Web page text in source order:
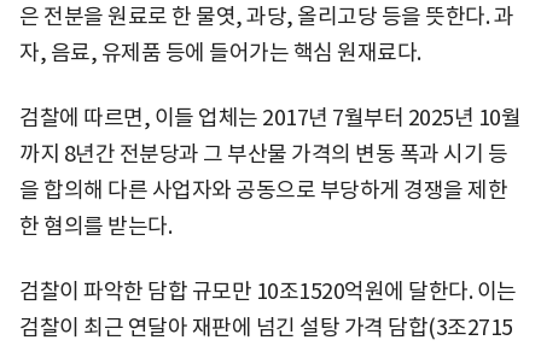
은 전분을 원료로 한 물엿, 과당, 올리고당 등을 뜻한다. 과
자, 음료, 유제품 등에 들어가는 핵심 원재료다.
검찰에 따르면, 이들 업체는 2017년 7월부터 2025년 10월
까지 8년간 전분당과 그 부산물 가격의 변동 폭과 시기 등
을 합의해 다른 사업자와 공동으로 부당하게 경쟁을 제한
한 혐의를 받는다.
검찰이 파악한 담합 규모만 10조1520억원에 달한다. 이는
검찰이 최근 연달아 재판에 넘긴 설탕 가격 담합(3조2715